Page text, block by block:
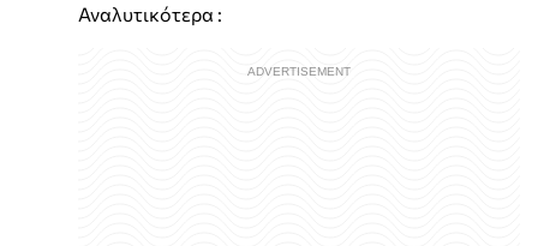
Αναλυτικότερα :